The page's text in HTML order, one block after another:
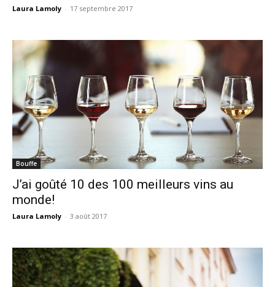
Laura Lamoly - 17 septembre 2017
Bouffe
J’ai goûté 10 des 100 meilleurs vins au
monde!
Laura Lamoly - 3 août 2017